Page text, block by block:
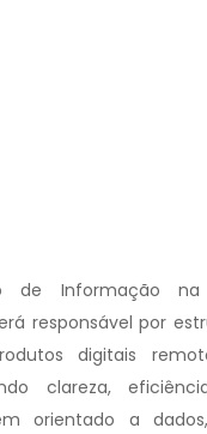
de Informação na
responsável por
digitais
clareza,
orientado a